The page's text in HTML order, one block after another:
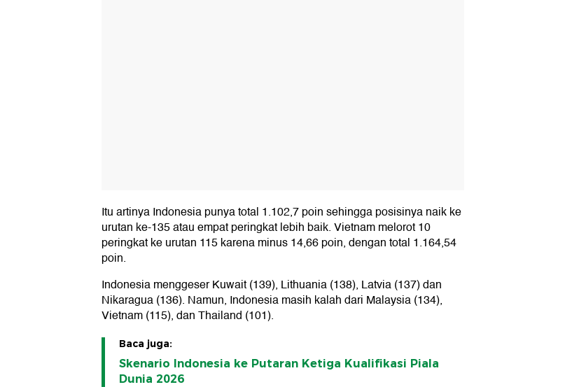
Itu artinya Indonesia punya total 1.102,7 poin sehingga posisinya naik ke
urutan ke-135 atau empat peringkat lebih baik. Vietnam melorot 10
peringkat ke urutan 115 karena minus 14,66 poin, dengan total 1.164,54
poin.
Indonesia menggeser Kuwait (139), Lithuania (138), Latvia (137) dan
Nikaragua (136). Namun, Indonesia masih kalah dari Malaysia (134),
Vietnam (115), dan Thailand (101).
Baca juga:
Skenario Indonesia ke Putaran Ketiga Kualifikasi Piala
Dunia 2026